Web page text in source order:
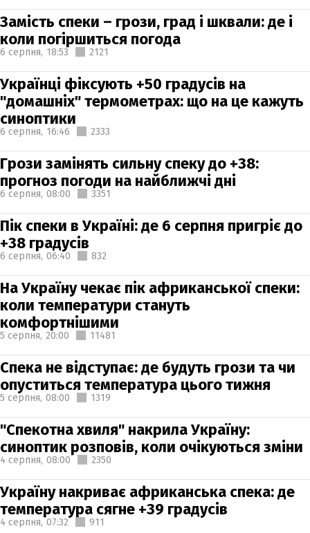
Замість спеки – грози, град і шквали: де і
коли погіршиться погода
6 серпня, 18:53 2121
Українці фіксують +50 градусів на
"домашніх" термометрах: що на це кажуть
синоптики
6 серпня, 16:46 2333
Грози замінять сильну спеку до +38:
прогноз погоди на найближчі дні
6 серпня, 08:00 3351
Пік спеки в Україні: де 6 серпня пригріє до
+38 градусів
6 серпня, 06:40 832
На Україну чекає пік африканської спеки:
коли температури стануть
комфортнішими
5 серпня, 20:00 11481
Спека не відступає: де будуть грози та чи
опуститься температура цього тижня
5 серпня, 08:00 1319
"Спекотна хвиля" накрила Україну:
синоптик розповів, коли очікуються зміни
4 серпня, 08:00 2350
Україну накриває африканська спека: де
температура сягне +39 градусів
4 серпня, 07:32 911